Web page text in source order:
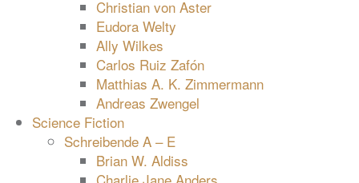
Christian von Aster
Eudora Welty
Ally Wilkes
Carlos Ruiz Zafón
Matthias A. K. Zimmermann
Andreas Zwengel
Science Fiction
Schreibende A – E
Brian W. Aldiss